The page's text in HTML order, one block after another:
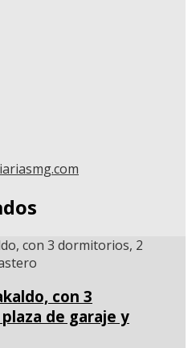
con 3
de garaje y